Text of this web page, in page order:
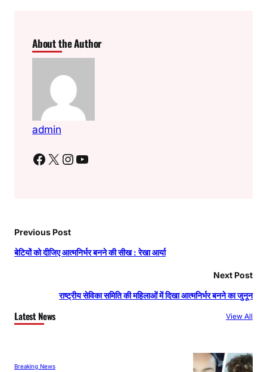
About the Author
admin
Facebook X Instagram YouTube
Previous Post
बेटियों को दीजिए आत्मनिर्भर बनने की सीख : रेखा आर्या
Next Post
राष्ट्रीय सेविका समिति की महिलाओं में दिखा आत्मनिर्भर बनने का जुनून
Latest News View All
Breaking News